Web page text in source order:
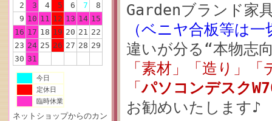
2
3 4 5 6 7
8
9 10 11 12 13 14 15
16 17 18 19 20 21 22
23 24 25 26 27 28 29
30 31
今日
定休日
臨時休業
ネットショップからのカン
Gardenブランド家
（ベニヤ合板等は
違いが分る“本物志
「素材」「造り」
「パソコンデスク
お勧めいたします♪